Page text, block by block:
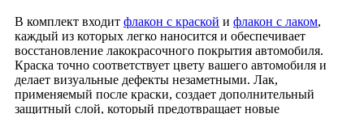
В комплект входит флакон с краской и флакон с лаком,
каждый из которых легко наносится и обеспечивает
восстановление лакокрасочного покрытия автомобиля.
Краска точно соответствует цвету вашего автомобиля и
делает визуальные дефекты незаметными. Лак,
применяемый после краски, создает дополнительный
защитный слой, который предотвращает новые